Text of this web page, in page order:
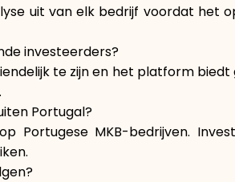
uit van elk bedrijf voordat
investeerders?
te zijn en het platform
Portugal?
Portugese MKB-bedrijven.